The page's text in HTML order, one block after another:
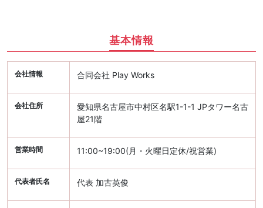
基本情報
会社情報 合同会社 Play Works
会社住所
愛知県名古屋市中村区名駅1-1-1 JPタワー名古
屋21階
営業時間 11:00~19:00(月・火曜日定休/祝営業)
代表者氏名 代表 加古英俊